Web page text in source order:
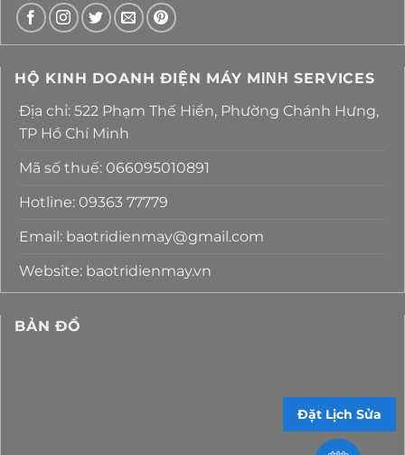
HỘ KINH DOANH ĐIỆN MÁY MΙΝΗ SERVICES
Địa chỉ: 522 Phạm Thế Hiển, Phường Chánh Hưng,
TP Hồ Chí Minh
Mã số thuế: 066095010891
Hotline: 09363 77779
Email: baotridienmay@gmail.com
Website: baotridienmay.vn
BẢN ĐỒ
Đặt Lịch Sửa